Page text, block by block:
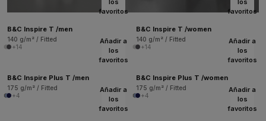
favoritos
B&C Inspire T /men
140 g/m² / Fitted
+14
favoritos
B&C Inspire T /women
140 g/m² / Fitted
+14
Añadir a
los
favoritos
B&C Inspire Plus T /men
175 g/m² / Fitted
+4
Añadir a
los
favoritos
B&C Inspire Plus T /women
175 g/m² / Fitted
+4
Añadir a
los
favoritos
Añadir a
los
favoritos